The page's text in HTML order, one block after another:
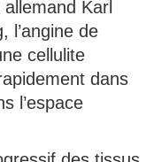
Karl
l’angine de
cellulite
dans
l’espace